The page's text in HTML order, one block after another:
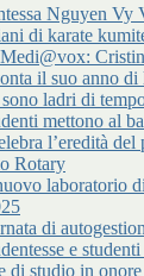
Nguyen Vy
di karate
il suo anno di
ladri di
mettono al
l’eredità del
Rotary
laboratorio
di
e
di studio in